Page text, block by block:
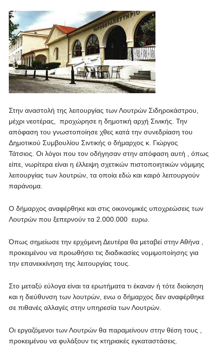
Στην αναστολή της λειτουργίας των Λουτρών Σιδηροκάστρου,
μέχρι νεοτέρας, προχώρησε η δημοτική αρχή Σινικής. Την
απόφαση του γνωστοποίησε χθες κατά την συνεδρίαση του
Δημοτικού Συμβουλίου Σιντικής ο δήμαρχος κ. Γιώργος
Τάτσιος. Οι λόγοι που τον οδήγησαν στην απόφαση αυτή , όπως
είπε, νωρίτερα είναι η έλλειψη σχετικών πιστοποιητικών νόμιμης
λειτουργίας των λουτρών, τα οποία εδώ και καιρό λειτουργούν
παράνομα.
Ο δήμαρχος αναφέρθηκε και στις οικονομικές υποχρεώσεις των
Λουτρών που ξεπερνούν τα 2.000.000 ευρω.
Όπως σημείωσε την ερχόμενη Δευτέρα θα μεταβεί στην Αθήνα ,
προκειμένου να προωθήσει τις διαδικασίες νομιμοποίησης για
την επανεκκίνηση της λειτουργίας τους.
Στο μεταξύ εύλογα είναι τα ερωτήματα τι έκαναν ή τότε διοίκηση
και η διεύθυνση των λουτρών, ενω ο δήμαρχος δεν αναφέρθηκε
σε πιθανές αλλαγές στην υπηρεσία των Λουτρών.
Οι εργαζόμενοι των Λουτρών θα παραμείνουν στην θέση τους ,
προκειμένου να φυλάξουν τις κτηριακές εγκαταστάσεις.